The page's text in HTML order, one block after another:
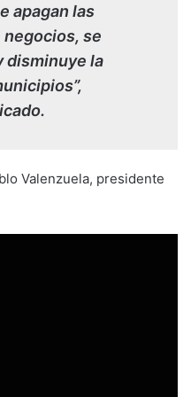
apagan las
se
disminuye la
Valenzuela, presidente